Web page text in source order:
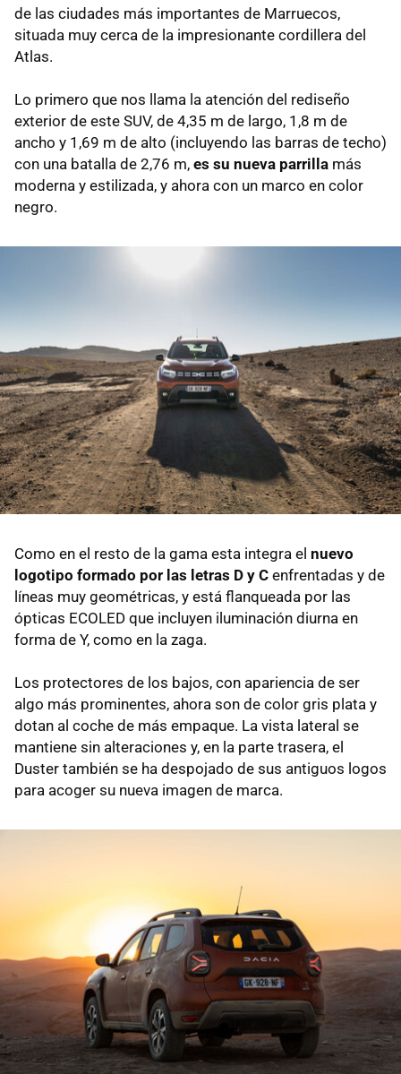
de las ciudades más importantes de Marruecos,
situada muy cerca de la impresionante cordillera del
Atlas.
Lo primero que nos llama la atención del rediseño
exterior de este SUV, de 4,35 m de largo, 1,8 m de
ancho y 1,69 m de alto (incluyendo las barras de techo)
con una batalla de 2,76 m, es su nueva parrilla más
moderna y estilizada, y ahora con un marco en color
negro.
Como en el resto de la gama esta integra el nuevo
logotipo formado por las letras D y C enfrentadas y de
líneas muy geométricas, y está flanqueada por las
ópticas ECOLED que incluyen iluminación diurna en
forma de Y, como en la zaga.
Los protectores de los bajos, con apariencia de ser
algo más prominentes, ahora son de color gris plata y
dotan al coche de más empaque. La vista lateral se
mantiene sin alteraciones y, en la parte trasera, el
Duster también se ha despojado de sus antiguos logos
para acoger su nueva imagen de marca.